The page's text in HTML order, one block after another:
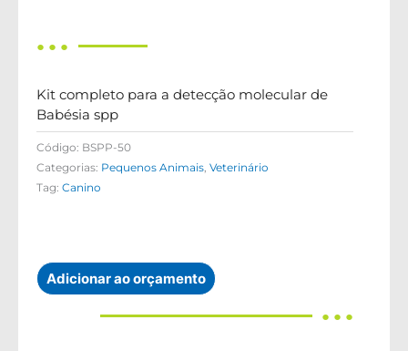
● ● ●
Kit completo para a detecção molecular de
Babésia spp
Código: BSPP-50
Categorias: Pequenos Animais Veterinário
Tag: Canino
Adicionar ao orçamento
● ● ●